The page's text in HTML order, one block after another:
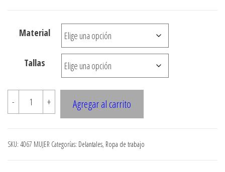
desde
$3.900
hasta
$7.900
Material
Tallas
-
4067
MUJER
clinica
+ Agregar al carrito
SKU: 4067 MUJER Categorías: Delantales, Ropa de trabajo